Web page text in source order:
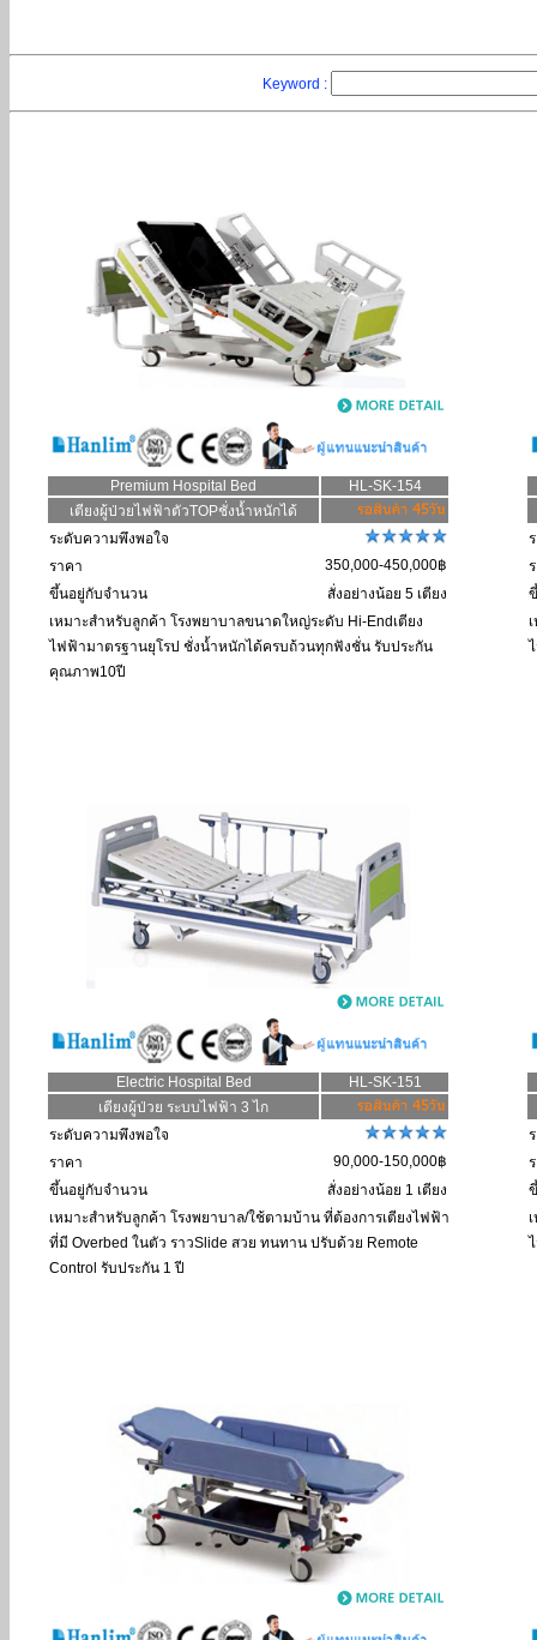
Keyword :
Premium Hospital Bed
HL-SK-154
เตียงผู้ป่วยไฟฟ้าตัวTOPชั่งน้ำหนักได้
ระดับความพึงพอใจ
ราคา
350,000-450,000฿
ขึ้นอยู่กับจำนวน
สั่งอย่างน้อย 5 เตียง
เหมาะสำหรับลูกค้า โรงพยาบาลขนาดใหญ่ระดับ Hi-Endเตียง
ไฟฟ้ามาตรฐานยุโรป ชั่งน้ำหนักได้ครบถ้วนทุกฟังชั่น รับประกัน
คุณภาพ10ปี
Electric Hospital Bed
HL-SK-151
เตียงผู้ป่วย ระบบไฟฟ้า 3 ไก
ระดับความพึงพอใจ
ราคา
90,000-150,000฿
ขึ้นอยู่กับจำนวน
สั่งอย่างน้อย 1 เตียง
เหมาะสำหรับลูกค้า โรงพยาบาล/ใช้ตามบ้าน ที่ต้องการเตียงไฟฟ้า
ที่มี Overbed ในตัว ราวSlide สวย ทนทาน ปรับด้วย Remote
Control รับประกัน 1 ปี